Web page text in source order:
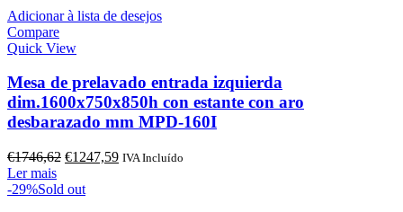
€1427,58.€1019,70.
Adicionar à lista de desejos
Compare
Quick View
Mesa de prelavado entrada izquierda
dim.1600x750x850h con estante con aro
desbarazado mm MPD-160I
€1746,62 O
original
€1247,59OIVA Incluído
Ler mais
-29%Sold out